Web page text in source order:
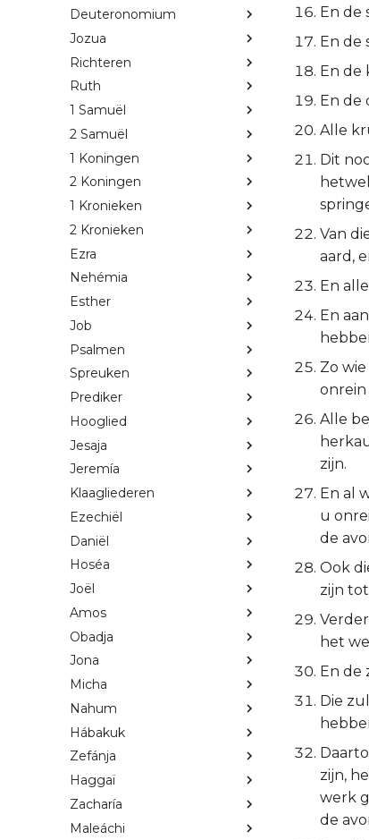
Deuteronomium
Jozua
Richteren
Ruth
1 Samuël
2 Samuël
1 Koningen
2 Koningen
1 Kronieken
2 Kronieken
Ezra
Nehémia
Esther
Job
Psalmen
Spreuken
Prediker
Hooglied
Jesaja
Jeremía
Klaagliederen
Ezechiël
Daniël
Hoséa
Joël
Amos
Obadja
Jona
Micha
Nahum
Hábakuk
Zefánja
Haggaï
Zacharía
Maleáchi
En de
En de
En de
En de
Alle
Dit
Van
aard,
En
En
Zo
onrein
Alle
zijn.
En al
u
de
Ook
zijn
het
En de
Die
zijn,
werk
de